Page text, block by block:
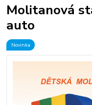
Molitanová
auto
Novinka